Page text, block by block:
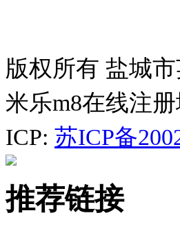
版权所有 盐城
米乐m8在线注
ICP: 苏ICP备
推荐链接